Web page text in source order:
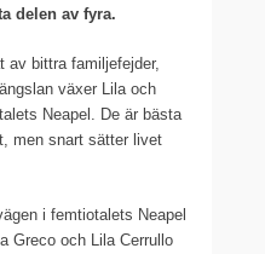
delen av fyra.
av bittra familjefejder,
växer Lila och
Neapel. De är bästa
men snart sätter livet
i femtiotalets Neapel
Greco och Lila Cerrullo